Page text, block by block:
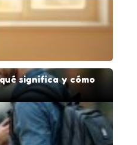
significa y cómo